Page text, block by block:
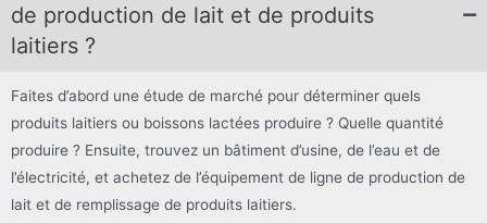
de production de lait et de produits
laitiers ?
Faites d’abord une étude de marché pour déterminer quels
produits laitiers ou boissons lactées produire ? Quelle quantité
produire ? Ensuite, trouvez un bâtiment d’usine, de l’eau et de
l’électricité, et achetez de l’équipement de ligne de production de
lait et de remplissage de produits laitiers.